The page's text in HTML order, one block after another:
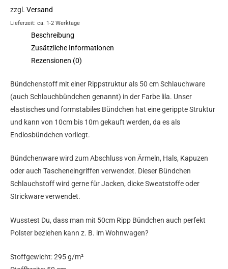
zzgl. Versand
Lieferzeit: ca. 1-2 Werktage
Beschreibung
Zusätzliche Informationen
Rezensionen (0)
Bündchenstoff mit einer Rippstruktur als 50 cm Schlauchware
(auch Schlauchbündchen genannt) in der Farbe lila. Unser
elastisches und formstabiles Bündchen hat eine gerippte Struktur
und kann von 10cm bis 10m gekauft werden, da es als
Endlosbündchen vorliegt.
Bündchenware wird zum Abschluss von Ärmeln, Hals, Kapuzen
oder auch Tascheneingriffen verwendet. Dieser Bündchen
Schlauchstoff wird gerne für Jacken, dicke Sweatstoffe oder
Strickware verwendet.
Wusstest Du, dass man mit 50cm Ripp Bündchen auch perfekt
Polster beziehen kann z. B. im Wohnwagen?
Stoffgewicht: 295 g/m²